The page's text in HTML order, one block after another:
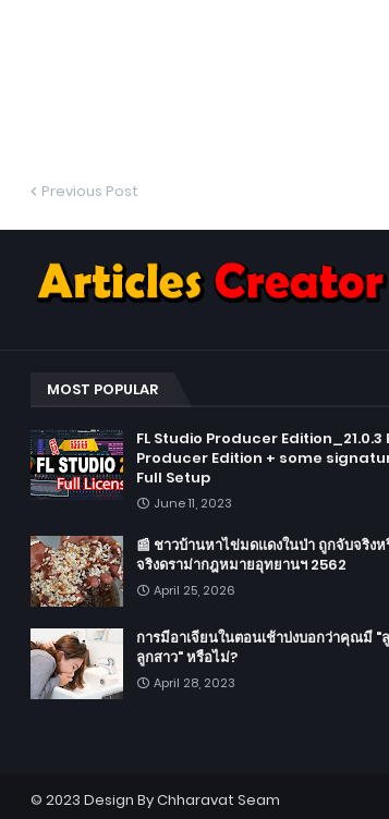
Previous Post
MOST POPULAR
FL Studio Producer Edition_21.0.3
Producer Edition + some
Full Setup
June 11, 2023
📰 ชาวบ้านหาไข่มดแดงในป่า ถูกจับจริงห
จริงดราม่ากฎหมายอุทยานฯ 2562
April 25, 2026
การมีอาเจียนในตอนเช้าบ่งบอกว่าคุณมี "
ลูกสาว" หรือไม่?
April 28, 2023
© 2023 Design ByChharavat Seam